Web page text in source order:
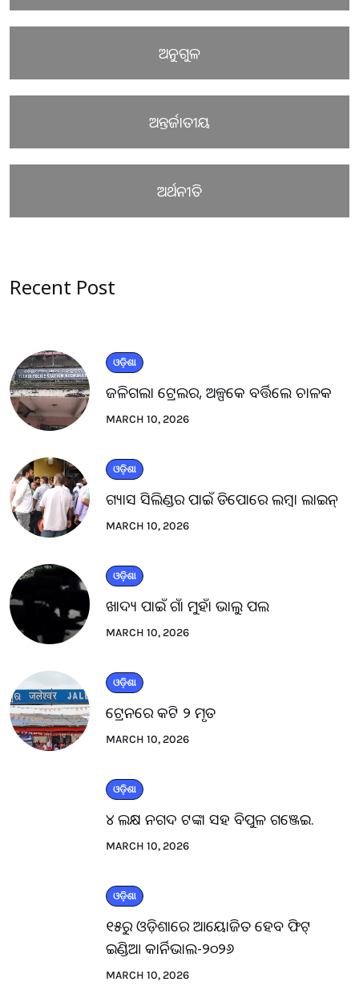
ଅନୁଗୁଳ
ଅନ୍ତର୍ଜାତୀୟ
ଅର୍ଥନୀତି
Recent Post
ଓଡ଼ିଶା
ଜଳିଗଲା ଟ୍ରେଲର, ଅଳ୍ପକେ ବର୍ତ୍ତିଲେ ଚାଳକ
MARCH 10, 2026
ଓଡ଼ିଶା
ଗ୍ୟାସ ସିଲିଣ୍ଡର ପାଇଁ ଡିପୋରେ ଲମ୍ବା ଲାଇନ୍
MARCH 10, 2026
ଓଡ଼ିଶା
ଖାଦ୍ୟ ପାଇଁ ଗାଁ ମୁହାଁ ଭାଲୁ ପଲ
MARCH 10, 2026
ଓଡ଼ିଶା
ଟ୍ରେନରେ କଟି ୨ ମୃତ
MARCH 10, 2026
ଓଡ଼ିଶା
୪ ଲକ୍ଷ ନଗଦ ଟଙ୍କା ସହ ବିପୁଳ ଗଞ୍ଜେଇ.
MARCH 10, 2026
ଓଡ଼ିଶା
୧୫ରୁ ଓଡ଼ିଶାରେ ଆୟୋଜିତ ହେବ ଫିଟ୍
ଇଣ୍ଡିଆ କାର୍ନିଭାଲ-୨୦୨୬
MARCH 10, 2026